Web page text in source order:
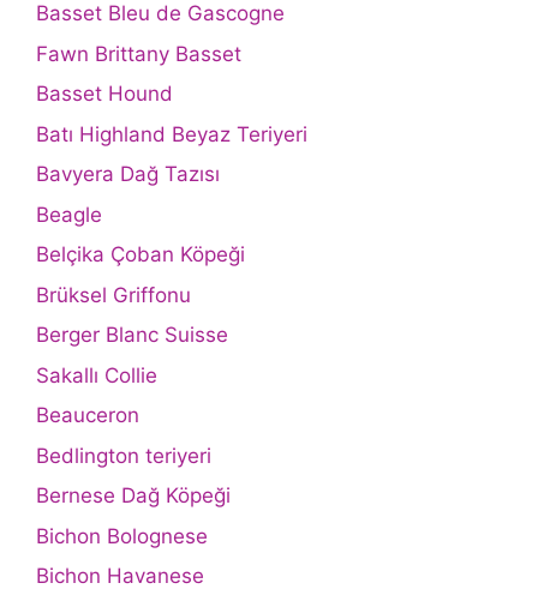
Basset Bleu de Gascogne
Fawn Brittany Basset
Basset Hound
Batı Highland Beyaz Teriyeri
Bavyera Dağ Tazısı
Beagle
Belçika Çoban Köpeği
Brüksel Griffonu
Berger Blanc Suisse
Sakallı Collie
Beauceron
Bedlington teriyeri
Bernese Dağ Köpeği
Bichon Bolognese
Bichon Havanese